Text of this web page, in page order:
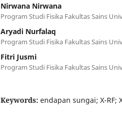
Nirwana Nirwana
Program Studi Fisika Fakultas Sains
Aryadi Nurfalaq
Program Studi Fisika Fakultas Sains
Fitri Jusmi
Program Studi Fisika Fakultas Sains
Keywords: endapan sungai; X-RF;